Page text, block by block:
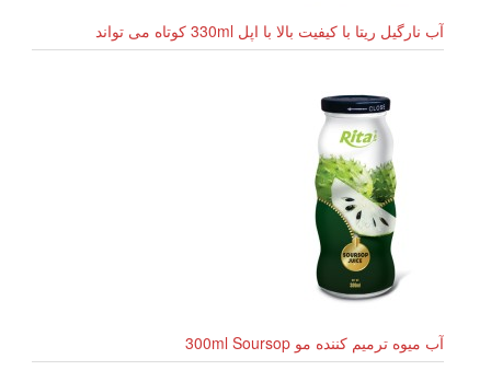
آب نارگیل ریتا با کیفیت بالا با اپل 330ml کوتاه می تواند
آب میوه ترمیم کننده مو 300ml Soursop